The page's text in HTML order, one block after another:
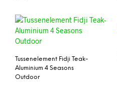
Tussenelement Fidji Teak-
Aluminium 4 Seasons
Outdoor